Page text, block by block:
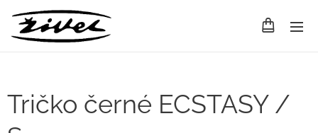
Tričko černé ECSTASY /